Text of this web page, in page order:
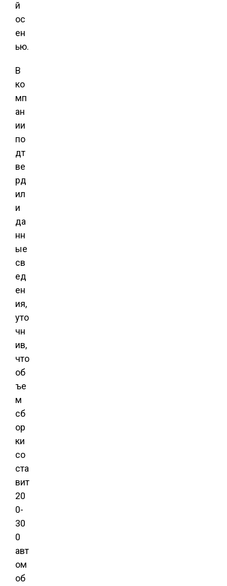
й
ос
ен
ью.
В
ко
мп
ан
ии
по
дт
ве
рд
ил
и
да
нн
ые
св
ед
ен
ия,
уто
чн
ив,
что
об
ъе
м
сб
ор
ки
со
ста
вит
20
0-
30
0
авт
ом
об